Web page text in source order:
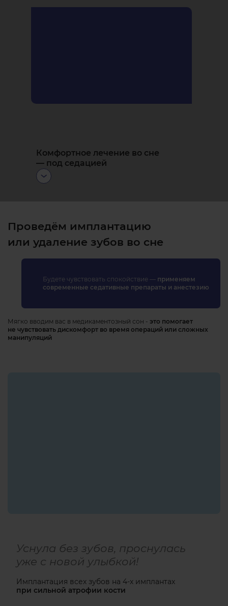
Комфортное лечение во сне
— под седацией
провести любое лечение
под седацией. Вы остаётесь
снижаются.
Проведём имплантацию
или удаление зубов во сне
Мягко вводим вас в медикаментозный сон - это помогает
не чувствовать дискомфорт во время операций или сложных
манипуляций
Будете чувствовать спокойствие — применяем
современные седативные препараты и анестезию
Уснула без зубов, проснулась
уже с новой улыбкой!
Имплантация всех зубов на 4-х имплантах
при сильной атрофии кости